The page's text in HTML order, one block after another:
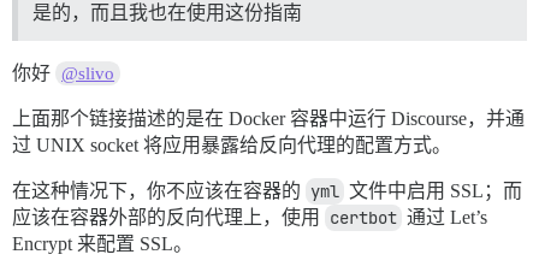
是的，而且我也在使用这份指南
你好 @slivo
上面那个链接描述的是在 Docker 容器中运行 Discourse，并通
过 UNIX socket 将应用暴露给反向代理的配置方式。
在这种情况下，你不应该在容器的 yml 文件中启用 SSL；而
应该在容器外部的反向代理上，使用
certbot 通过 Let’s
Encrypt 来配置 SSL。